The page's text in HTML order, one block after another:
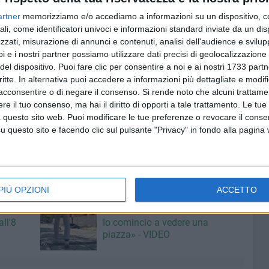
memorizziamo e/o accediamo a informazioni su un dispositivo,
come identificatori univoci e informazioni standard inviate da un
misurazione di annunci e contenuti, analisi dell'audience e
e i nostri partner possiamo utilizzare dati precisi di
dispositivo. Puoi fare clic per consentire a noi e ai nostri 1733
In alternativa puoi accedere a informazioni più dettagliate e
o di negare il consenso. Si rende noto che alcuni
il tuo consenso, ma hai il diritto di opporti a tale trattamento. Le
sito web. Puoi modificare le tue preferenze o revocare il
questo sito e facendo clic sul pulsante "Privacy" in fondo alla pagina
OPZIONI ACCETTO
delloius soli, ha prevalentemente valore simbolico,
da una parte, di formalizzare l'accoglienza, e
ogni abitante di una comunità è tenuto a rispettare.
profondamente umano. Sappiamo che sono le due
modi il Suo operato e, ci consenta, anche il nostro,
di accogliere la nostra proposta di attivarsi
deliberare anche per il nostro Comune il conferimento
nati a Bitonto da genitori stranieri, ivi residenti e
6 AGOSTO 2026
Ricci: «C'è chi vede un cantiere.
Io comincio a vedere una
piazza» - VIDEO